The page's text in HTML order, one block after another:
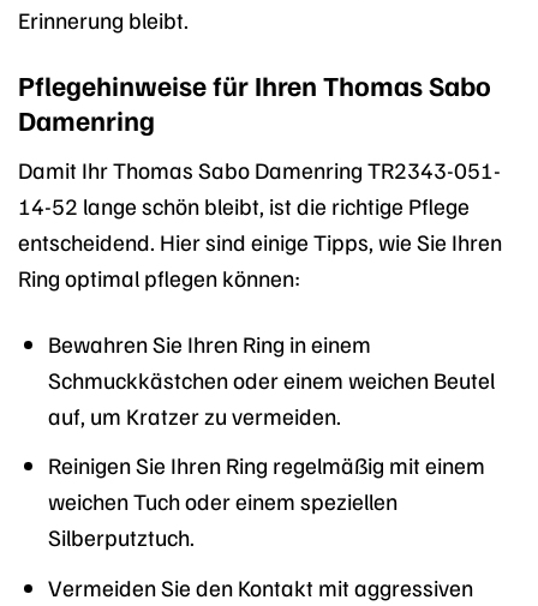
Erinnerung bleibt.
Pflegehinweise für Ihren Thomas Sabo
Damenring
Damit Ihr Thomas Sabo Damenring TR2343-051-
14-52 lange schön bleibt, ist die richtige Pflege
entscheidend. Hier sind einige Tipps, wie Sie Ihren
Ring optimal pflegen können:
Bewahren Sie Ihren Ring in einem
Schmuckkästchen oder einem weichen Beutel
auf, um Kratzer zu vermeiden.
Reinigen Sie Ihren Ring regelmäßig mit einem
weichen Tuch oder einem speziellen
Silberputztuch.
Vermeiden Sie den Kontakt mit aggressiven